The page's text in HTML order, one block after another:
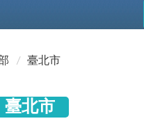
臺北市
臺北市